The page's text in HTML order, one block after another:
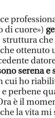
di cuore»)
struttura che
ottenuto
serena
cui ho
perbene
è il
la vita mi